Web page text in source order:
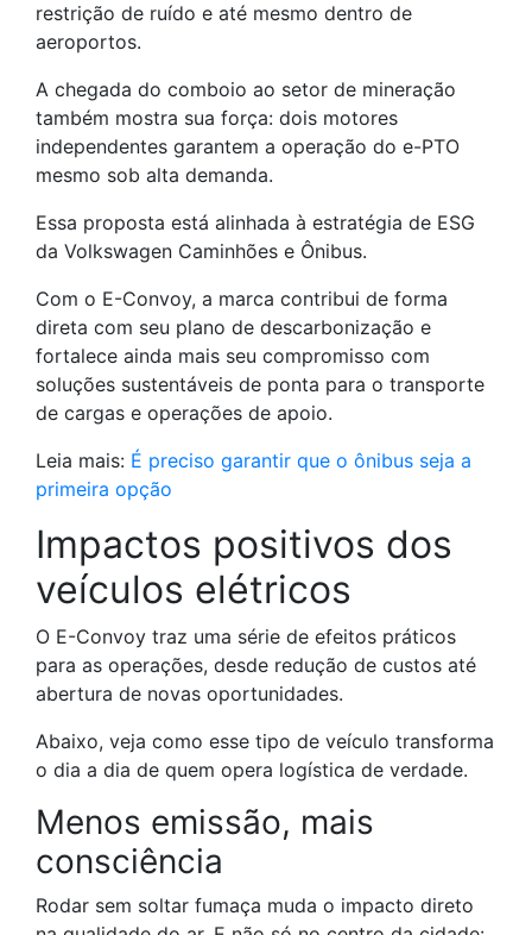
restrição de ruído e até mesmo dentro de
aeroportos.
A chegada do comboio ao setor de mineração
também mostra sua força: dois motores
independentes garantem a operação do e-PTO
mesmo sob alta demanda.
Essa proposta está alinhada à estratégia de ESG
da Volkswagen Caminhões e Ônibus.
Com o E-Convoy, a marca contribui de forma
direta com seu plano de descarbonização e
fortalece ainda mais seu compromisso com
soluções sustentáveis de ponta para o transporte
de cargas e operações de apoio.
Leia mais: É preciso garantir que o ônibus seja a
primeira opção
Impactos positivos dos
veículos elétricos
O E-Convoy traz uma série de efeitos práticos
para as operações, desde redução de custos até
abertura de novas oportunidades.
Abaixo, veja como esse tipo de veículo transforma
o dia a dia de quem opera logística de verdade.
Menos emissão, mais
consciência
Rodar sem soltar fumaça muda o impacto direto